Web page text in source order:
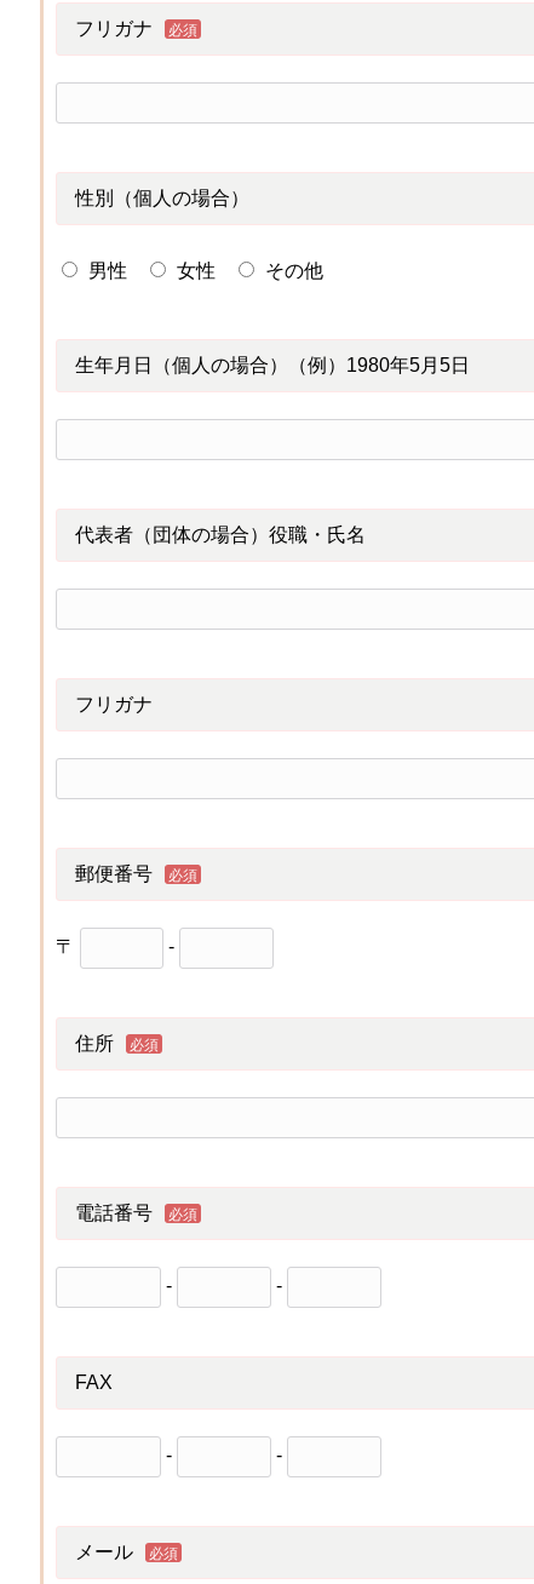
フリガナ 必須
性別（個人の場合）
男性 女性 その他
生年月日（個人の場合）（例）1980年5月5日
代表者（団体の場合）役職・氏名
フリガナ
郵便番号 必須
〒 -
住所 必須
電話番号 必須
- -
FAX
- -
メール 必須